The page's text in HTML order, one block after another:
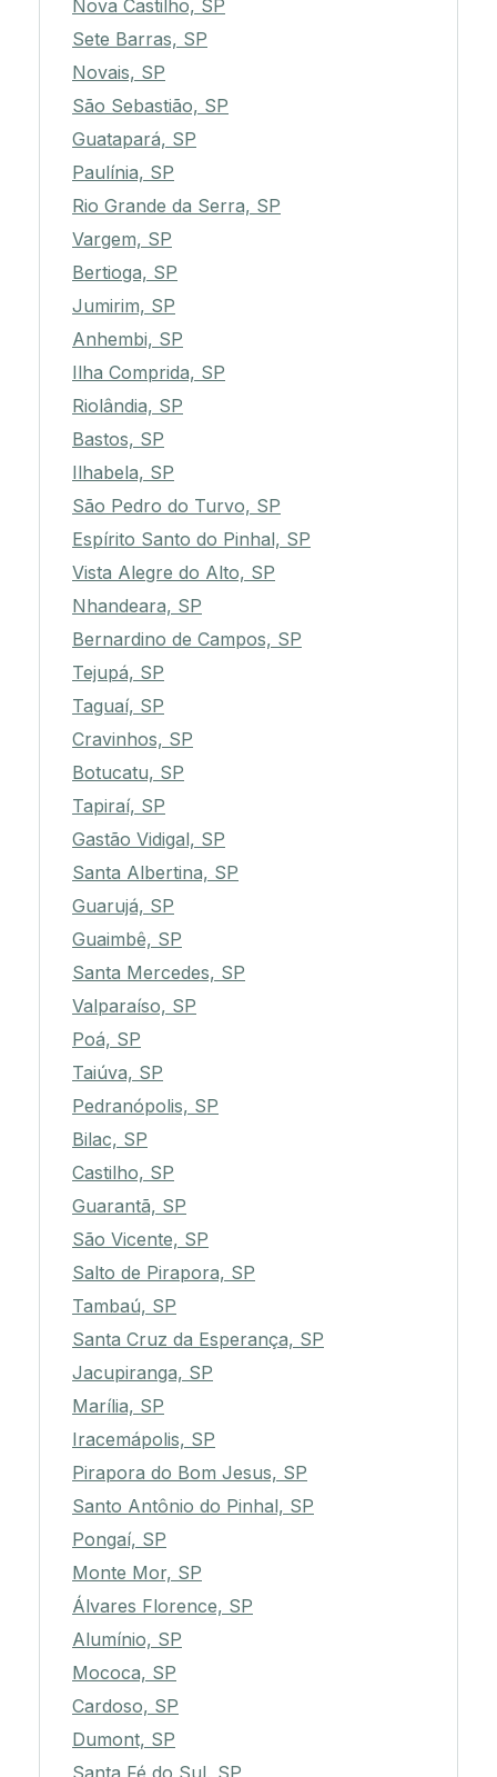
Nova Castilho, SP
Sete Barras, SP
Novais, SP
São Sebastião, SP
Guatapará, SP
Paulínia, SP
Rio Grande da Serra, SP
Vargem, SP
Bertioga, SP
Jumirim, SP
Anhembi, SP
Ilha Comprida, SP
Riolândia, SP
Bastos, SP
Ilhabela, SP
São Pedro do Turvo, SP
Espírito Santo do Pinhal, SP
Vista Alegre do Alto, SP
Nhandeara, SP
Bernardino de Campos, SP
Tejupá, SP
Taguaí, SP
Cravinhos, SP
Botucatu, SP
Tapiraí, SP
Gastão Vidigal, SP
Santa Albertina, SP
Guarujá, SP
Guaimbê, SP
Santa Mercedes, SP
Valparaíso, SP
Poá, SP
Taiúva, SP
Pedranópolis, SP
Bilac, SP
Castilho, SP
Guarantã, SP
São Vicente, SP
Salto de Pirapora, SP
Tambaú, SP
Santa Cruz da Esperança, SP
Jacupiranga, SP
Marília, SP
Iracemápolis, SP
Pirapora do Bom Jesus, SP
Santo Antônio do Pinhal, SP
Pongaí, SP
Monte Mor, SP
Álvares Florence, SP
Alumínio, SP
Mococa, SP
Cardoso, SP
Dumont, SP